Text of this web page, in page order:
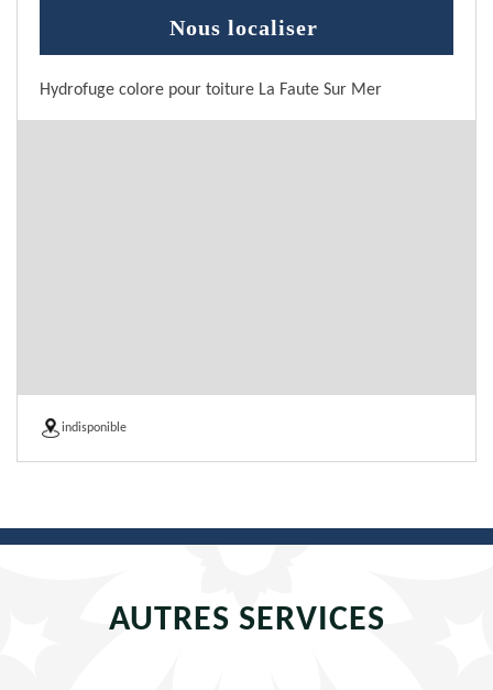
Nous localiser
Hydrofuge colore pour toiture La Faute Sur Mer
indisponible
AUTRES SERVICES